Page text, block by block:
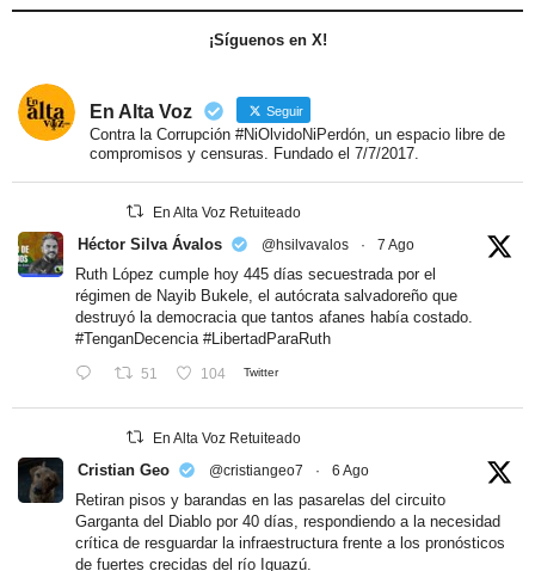
¡Síguenos en X!
En Alta Voz Seguir
Contra la Corrupción #NiOlvidoNiPerdón, un espacio libre de
compromisos y censuras. Fundado el 7/7/2017.
En Alta Voz Retuiteado
Héctor Silva Ávalos @hsilvavalos · 7 Ago
Ruth López cumple hoy 445 días secuestrada por el
régimen de Nayib Bukele, el autócrata salvadoreño que
destruyó la democracia que tantos afanes había costado.
#TenganDecencia #LibertadParaRuth
51 104 Twitter
En Alta Voz Retuiteado
Cristian Geo @cristiangeo7 · 6 Ago
Retiran pisos y barandas en las pasarelas del circuito
Garganta del Diablo por 40 días, respondiendo a la necesidad
crítica de resguardar la infraestructura frente a los pronósticos
de fuertes crecidas del río Iguazú.